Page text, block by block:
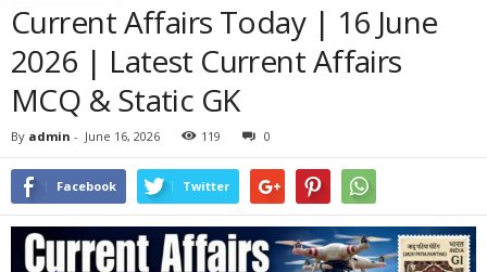
Current Affairs Today | 16 June
2026 | Latest Current Affairs
MCQ & Static GK
By admin - June 16, 2026 119 0
Facebook Twitter